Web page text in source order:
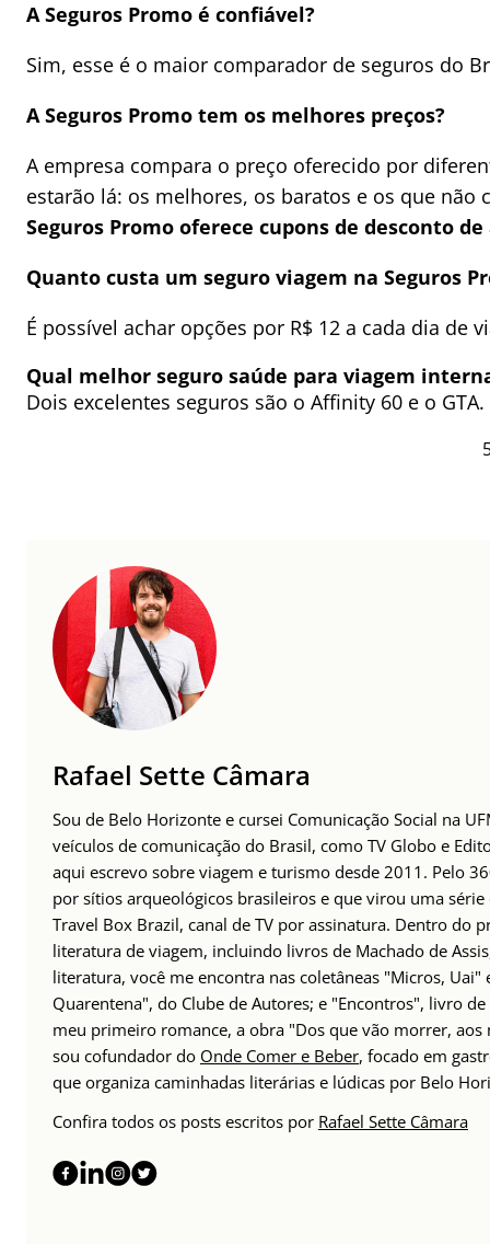
A Seguros Promo é confiável?
Sim, esse é o maior comparador de seguros do
A Seguros Promo tem os melhores preços?
A empresa compara o preço oferecido por
estarão lá: os melhores, os baratos e os que
Seguros Promo oferece cupons de desconto
Quanto custa um seguro viagem na Seguros
É possível achar opções por R$ 12 a cada dia de
Qual melhor seguro saúde para viagem
Dois excelentes seguros são o Affinity 60 e o GTA.
Rafael Sette Câmara
Sou de Belo Horizonte e cursei Comunicação Social na
veículos de comunicação do Brasil, como TV Globo e
aqui escrevo sobre viagem e turismo desde 2011. Pelo
por sítios arqueológicos brasileiros e que virou uma
Travel Box Brazil, canal de TV por assinatura. Dentro do
literatura de viagem, incluindo livros de Machado de
literatura, você me encontra nas coletâneas "Micros, Uai"
Quarentena", do Clube de Autores; e "Encontros", livro
meu primeiro romance, a obra "Dos que vão morrer,
sou cofundador do Onde Comer e Beber, focado em
que organiza caminhadas literárias e lúdicas por Belo
Confira todos os posts escritos por Rafael Sette Câmara